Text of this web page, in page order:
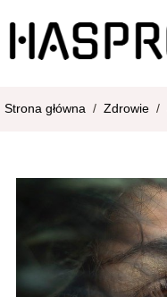
Strona główna / Zdrowie /